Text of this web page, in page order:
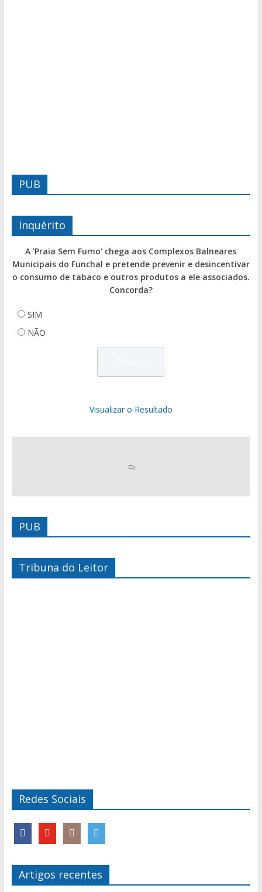
PUB
Inquérito
A 'Praia Sem Fumo' chega aos Complexos Balneares
Municipais do Funchal e pretende prevenir e desincentivar
o consumo de tabaco e outros produtos a ele associados.
Concorda?
SIM
NÃO
Visualizar o Resultado
PUB
Tribuna do Leitor
Redes Sociais
Artigos recentes